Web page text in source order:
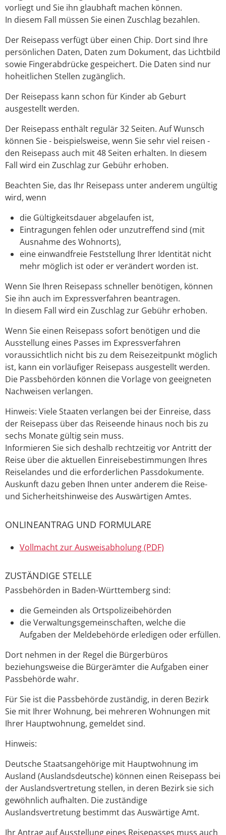
vorliegt und Sie ihn glaubhaft machen können.
In diesem Fall müssen Sie einen Zuschlag bezahlen.
Der Reisepass verfügt über einen Chip. Dort sind Ihre
persönlichen Daten, Daten zum Dokument, das Lichtbild
sowie Fingerabdrücke gespeichert. Die Daten sind nur
hoheitlichen Stellen zugänglich.
Der Reisepass kann schon für Kinder ab Geburt
ausgestellt werden.
Der Reisepass enthält regulär 32 Seiten. Auf Wunsch
können Sie - beispielsweise, wenn Sie sehr viel reisen -
den Reisepass auch mit 48 Seiten erhalten. In diesem
Fall wird ein Zuschlag zur Gebühr erhoben.
Beachten Sie, das Ihr Reisepass unter anderem ungültig
wird, wenn
die Gültigkeitsdauer abgelaufen ist,
Eintragungen fehlen oder unzutreffend sind (mit
Ausnahme des Wohnorts),
eine einwandfreie Feststellung Ihrer Identität nicht
mehr möglich ist oder er verändert worden ist.
Wenn Sie Ihren Reisepass schneller benötigen, können
Sie ihn auch im Expressverfahren beantragen.
In diesem Fall wird ein Zuschlag zur Gebühr erhoben.
Wenn Sie einen Reisepass sofort benötigen und die
Ausstellung eines Passes im Expressverfahren
voraussichtlich nicht bis zu dem Reisezeitpunkt möglich
ist, kann ein vorläufiger Reisepass ausgestellt werden.
Die Passbehörden können die Vorlage von geeigneten
Nachweisen verlangen.
Hinweis: Viele Staaten verlangen bei der Einreise, dass
der Reisepass über das Reiseende hinaus noch bis zu
sechs Monate gültig sein muss.
Informieren Sie sich deshalb rechtzeitig vor Antritt der
Reise über die aktuellen Einreisebestimmungen Ihres
Reiselandes und die erforderlichen Passdokumente.
Auskunft dazu geben Ihnen unter anderem die Reise-
und Sicherheitshinweise des Auswärtigen Amtes.
ONLINEANTRAG UND FORMULARE
Vollmacht zur Ausweisabholung (PDF)
ZUSTÄNDIGE STELLE
Passbehörden in Baden-Württemberg sind:
die Gemeinden als Ortspolizeibehörden
die Verwaltungsgemeinschaften, welche die
Aufgaben der Meldebehörde erledigen oder erfüllen.
Dort nehmen in der Regel die Bürgerbüros
beziehungsweise die Bürgerämter die Aufgaben einer
Passbehörde wahr.
Für Sie ist die Passbehörde zuständig, in deren Bezirk
Sie mit Ihrer Wohnung, bei mehreren Wohnungen mit
Ihrer Hauptwohnung, gemeldet sind.
Hinweis:
Deutsche Staatsangehörige mit Hauptwohnung im
Ausland (Auslandsdeutsche) können einen Reisepass bei
der Auslandsvertretung stellen, in deren Bezirk sie sich
gewöhnlich aufhalten. Die zuständige
Auslandsvertretung bestimmt das Auswärtige Amt.
Ihr Antrag auf Ausstellung eines Reisepasses muss auch